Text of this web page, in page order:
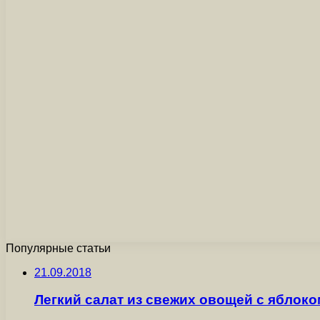
Популярные статьи
21.09.2018
Легкий салат из свежих овощей с